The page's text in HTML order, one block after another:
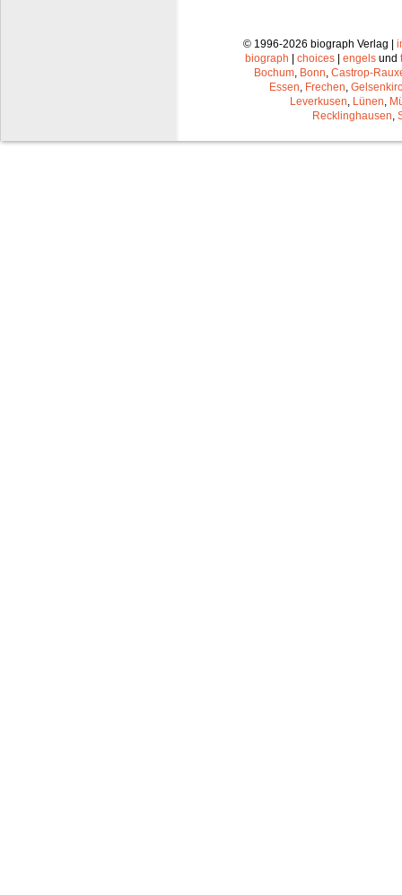
© 1996-2026 biograph Verlag |
biograph
choices engels und
Bochum, Bonn, Castrop-
Essen, Frechen,
Leverkusen, Lünen,
Recklinghausen,